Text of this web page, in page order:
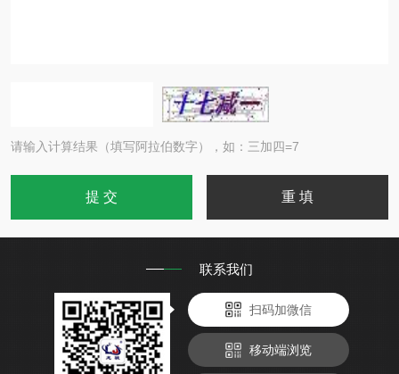
请输入计算结果（填写阿拉伯数字），如：三加四=7
联系我们
扫码加微信
移动端浏览